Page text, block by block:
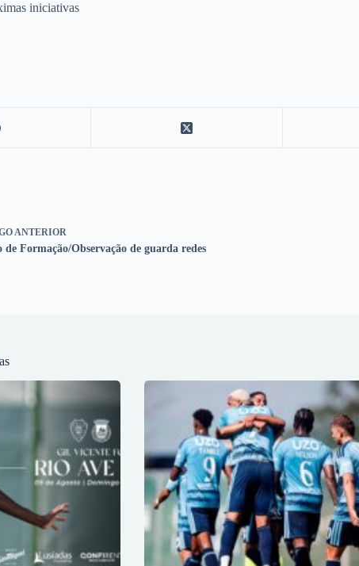
iniciativas
ANTERIOR
de Formação/Observação de guarda redes